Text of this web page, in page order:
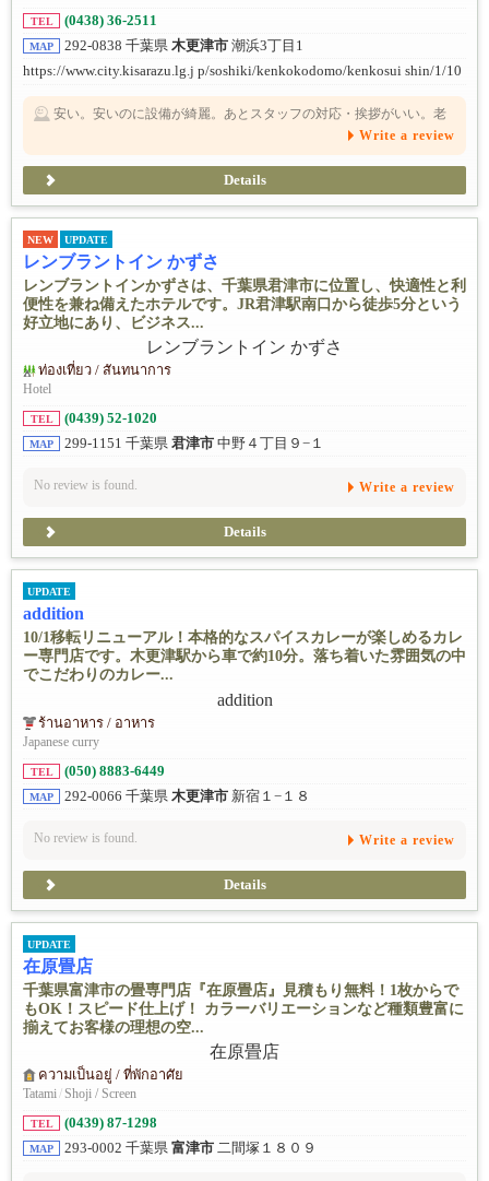
TEL (0438) 36-2511
MAP 292-0838 千葉県 木更津市 潮浜3丁目1
https://www.city.kisarazu.lg.j p/soshiki/kenkokodomo/kenkosui shin/1/10
安い。安いのに設備が綺麗。あとスタッフの対応・挨拶がいい。老
Write a review
Details
NEW UPDATE
レンブラントイン かずさ
レンブラントインかずさは、千葉県君津市に位置し、快適性と利
便性を兼ね備えたホテルです。JR君津駅南口から徒歩5分という
好立地にあり、ビジネス...
ท่องเที่ยว / สันทนาการ
Hotel
TEL (0439) 52-1020
MAP 299-1151 千葉県 君津市 中野４丁目９−１
No review is found. Write a review
Details
UPDATE
addition
10/1移転リニューアル！本格的なスパイスカレーが楽しめるカレ
ー専門店です。木更津駅から車で約10分。落ち着いた雰囲気の中
でこだわりのカレー...
ร้านอาหาร / อาหาร
Japanese curry
TEL (050) 8883-6449
MAP 292-0066 千葉県 木更津市 新宿１−１８
No review is found. Write a review
Details
UPDATE
在原畳店
千葉県富津市の畳専門店『在原畳店』見積もり無料！1枚からで
もOK！スピード仕上げ！ カラーバリエーションなど種類豊富に
揃えてお客様の理想の空...
ความเป็นอยู่ / ที่พักอาศัย
Tatami/ Shoji / Screen
TEL (0439) 87-1298
MAP 293-0002 千葉県 富津市 二間塚１８０９